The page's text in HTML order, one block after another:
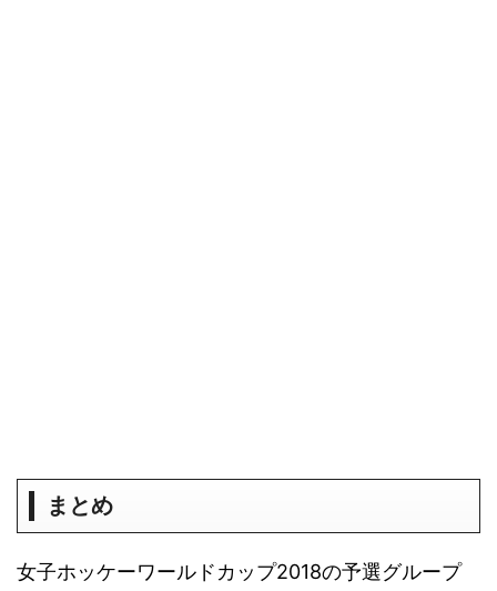
まとめ
女子ホッケーワールドカップ2018の予選グループ